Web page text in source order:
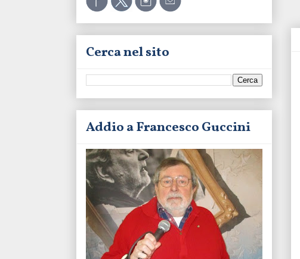
Cerca nel sito
Addio a Francesco Guccini